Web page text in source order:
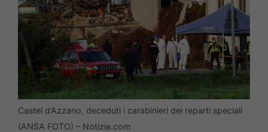
Castel d’Azzano, deceduti i carabinieri dei reparti speciali
(ANSA FOTO) – Notizie.com